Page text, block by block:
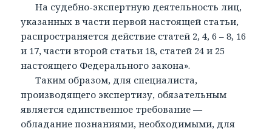
На судебно-экспертную деятельность лиц,
указанных в части первой настоящей статьи,
распространяется действие статей 2, 4, 6 – 8, 16
и 17, части второй статьи 18, статей 24 и 25
настоящего Федерального закона».
Таким образом, для специалиста,
производящего экспертизу, обязательным
является единственное требование —
обладание познаниями, необходимыми, для